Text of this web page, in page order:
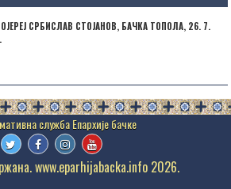
СРБИСЛАВ СТОЈАНОВ, БАЧКА ТОПОЛА, 26. 7.
www.eparhijabacka.info 2026.